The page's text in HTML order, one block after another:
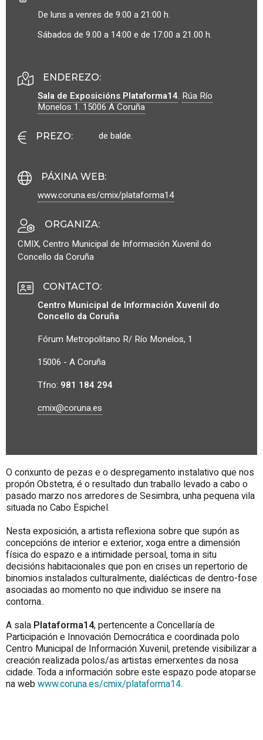
De luns a venres de 9:00 a 21:00 h.
Sábados de 9.00 a 14:00 e de 17:00 a 21.00 h.
ENDEREZO:
Sala de Exposicións Plataforma14. Rúa Río
Monelos 1.15006A Coruña
PREZO: de balde.
PÁXINA WEB:
www.coruna.es/cmix/plataforma14
ORGANIZA:
CMIX, Centro Municipal de Información Xuvenil do
Concello da Coruña
CONTACTO:
Centro Municipal de Información Xuvenil do
Concello da Coruña
Fórum Metropolitano R/ Río Monelos, 1
15006 - A Coruña
Tfno: 981 184 294
cmix@coruna.es
O conxunto de pezas e o despregamento instalativo que nos
propón Obstetra, é o resultado dun traballo levado a cabo o
pasado marzo nos arredores de Sesimbra, unha pequena vila
situada no Cabo Espichel.
Nesta exposición, a artista reflexiona sobre que supón as
concepcións de interior e exterior, xoga entre a dimensión
física do espazo e a intimidade persoal, toma in situ
decisións habitacionales que pon en crises un repertorio de
binomios instalados culturalmente, dialécticas de dentro-fose
asociadas ao momento no que individuo se insere na
contorna..
A sala Plataforma14, pertencente a Concellaría de
Participación e Innovación Democrática e coordinada polo
Centro Municipal de Información Xuvenil, pretende visibilizar a
creación realizada polos/as artistas emerxentes da nosa
cidade. Toda a información sobre este espazo pode atoparse
na webwww.coruna.es/cmix/plataforma14.